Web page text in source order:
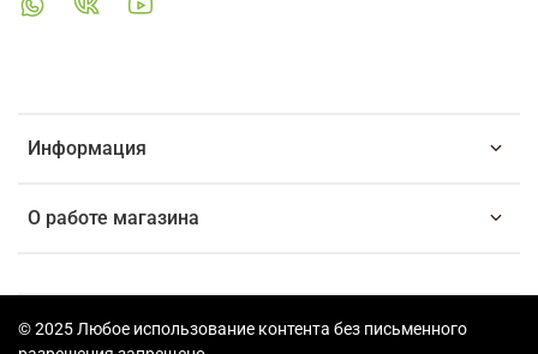
Информация
О работе магазина
© 2025 Любое использование контента без письменного